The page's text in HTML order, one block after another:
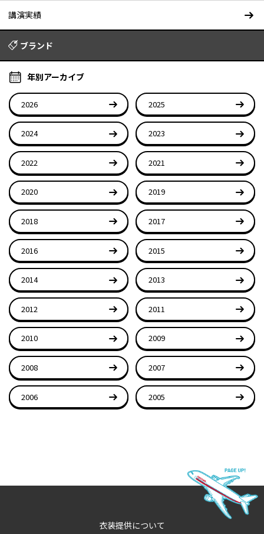
講演実績
ブランド
年別アーカイブ
2026 2025
2024 2023
2022 2021
2020 2019
2018 2017
2016 2015
2014 2013
2012 2011
2010 2009
2008 2007
2006 2005
衣装提供について